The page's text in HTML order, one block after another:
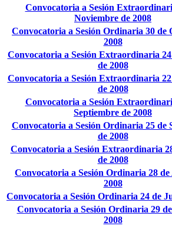
Convocatoria a Sesión
Noviembre de 2008
Convocatoria a Sesión Ordinaria 30 de
2008
Convocatoria a Sesión Extraordinaria
de 2008
Convocatoria a Sesión Extraordinaria
de 2008
Convocatoria a Sesión
Septiembre de 2008
Convocatoria a Sesión Ordinaria 25 de
de 2008
Convocatoria a Sesión Extraordinaria
de 2008
Convocatoria a Sesión Ordinaria 28 de
2008
Convocatoria a Sesión Ordinaria 24 de
Convocatoria a Sesión Ordinaria 29
2008